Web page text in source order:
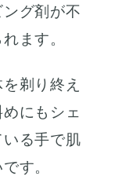
グ剤が不
ます。
剃り終え
にもシェ
る手で肌
す。